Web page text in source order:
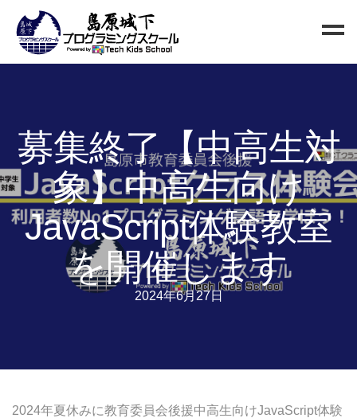
Blog
新規生徒募集
お問い合わせ
クラス
小中高校生向けクラス
QUREO初級クラス
QUREO中級クラス
クリエイティブクラス
募集終了【中高生対
象】中高生向け
JavaScript体験教室
を開催します
2024年6月27日
2024年夏休みに教育委員会後援中高生向けJavaScript体験